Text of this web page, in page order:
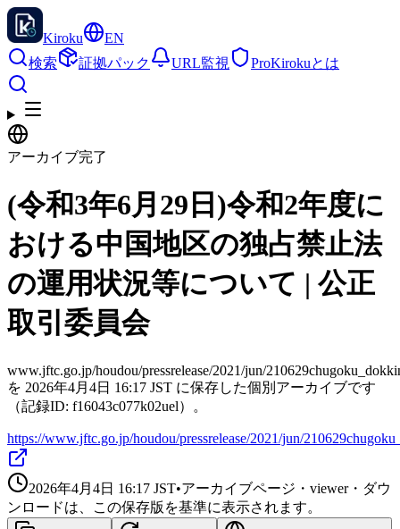
Kiroku
EN
検索
証拠パック URL監視 ProKirokuとは
アーカイブ完了
(令和3年6月29日)令和2年度に
おける中国地区の独占禁止法
の運用状況等について | 公正
取引委員会
www.jftc.go.jp/houdou/pressrelease/2021/jun/
を 2026年4月4日 16:17 JST に保存した個別アーカイブです
（記録ID: f16043c077k02uel）。
https://www.jftc.go.jp/houdou/pressrelease/2021/jun/
2026年4月4日 16:17 JST•アーカイブページ・viewer・ダウ
ンロードは、この保存版を基準に表示されます。